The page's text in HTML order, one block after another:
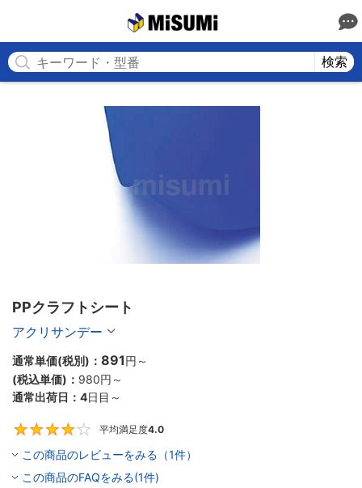
検索
PPクラフトシート
アクリサンデー
通常単価(税別)： 891円 ～
(税込単価)： 980円 ～
通常出荷日： 4日目～
平均満足度4.0
この商品のレビューをみる（1件）
この商品のFAQをみる(1件)